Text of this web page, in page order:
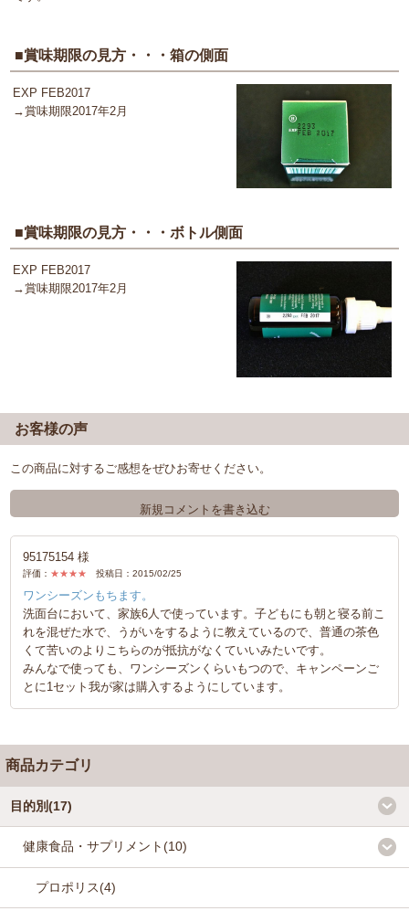
■賞味期限の見方・・・箱の側面
EXP FEB2017
→賞味期限2017年2月
■賞味期限の見方・・・ボトル側面
EXP FEB2017
→賞味期限2017年2月
お客様の声
この商品に対するご感想をぜひお寄せください。
新規コメントを書き込む
95175154 様
評価： ★★★★ 投稿日：2015/02/25
ワンシーズンもちます。
洗面台において、家族6人で使っています。子どもにも朝と寝る前こ
れを混ぜた水で、うがいをするように教えているので、普通の茶色
くて苦いのよりこちらのが抵抗がなくていいみたいです。
みんなで使っても、ワンシーズンくらいもつので、キャンペーンご
とに1セット我が家は購入するようにしています。
商品カテゴリ
目的別(17)
健康食品・サプリメント(10)
プロポリス(4)